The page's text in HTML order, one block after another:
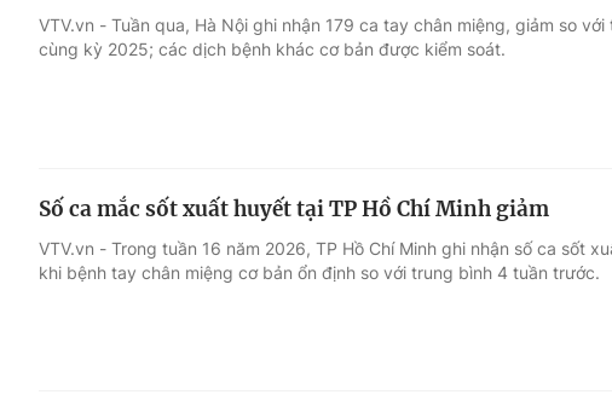
VTV.vn - Tuần qua, Hà Nội ghi nhận 179 ca tay chân miệng, giảm so
cùng kỳ 2025; các dịch bệnh khác cơ bản được kiểm soát.
Số ca mắc sốt xuất huyết tại TP Hồ Chí Minh giảm
VTV.vn - Trong tuần 16 năm 2026, TP Hồ Chí Minh ghi nhận số ca sốt
khi bệnh tay chân miệng cơ bản ổn định so với trung bình 4 tuần trước.